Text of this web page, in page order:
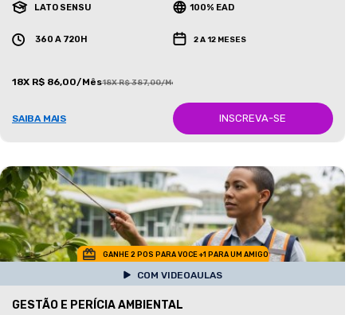
LATO SENSU 100% EAD
360 A 720H 2 A 12 MESES
18X R$ 86,00/Mês18X R$ 387,00/Mês
SAIBA MAIS INSCREVA-SE
GANHE 2 POS PARA VOCE +1 PARA UM AMIGO
COM VIDEOAULAS
GESTÃO E PERÍCIA AMBIENTAL